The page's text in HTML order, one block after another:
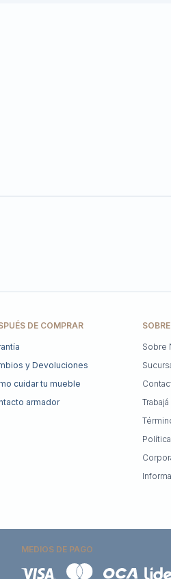
DE COMPRAR
y Devoluciones
cuidar tu mueble
armador
Sobre
MEDIOS DE PAGO